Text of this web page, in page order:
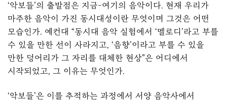
‘악보들’의 출발점은 지금-여기의 음악이다. 현재 우리가
마주한 음악이 가진 동시대성이란 무엇이며 그것은 어떤
모습인가. 예컨대 “동시대 음악 실험에서 ‘멜로디’라고 부를
수 있을 만한 선이 사라지고, ‘음향’이라고 부를 수 있을
만한 덩어리가 그 자리를 대체한 현상”은 어디에서
시작되었고, 그 이유는 무엇인가.
‘악보들’은 이를 추적하는 과정에서 서양 음악사에서